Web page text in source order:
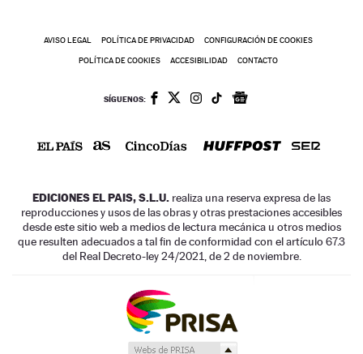
AVISO LEGAL POLÍTICA DE PRIVACIDAD CONFIGURACIÓN DE COOKIES
POLÍTICA DE COOKIES ACCESIBILIDAD CONTACTO
SÍGUENOS:
EDICIONES EL PAIS, S.L.U. realiza una reserva expresa de las
reproducciones y usos de las obras y otras prestaciones accesibles
desde este sitio web a medios de lectura mecánica u otros medios
que resulten adecuados a tal fin de conformidad con el artículo 67.3
del Real Decreto-ley 24/2021, de 2 de noviembre.